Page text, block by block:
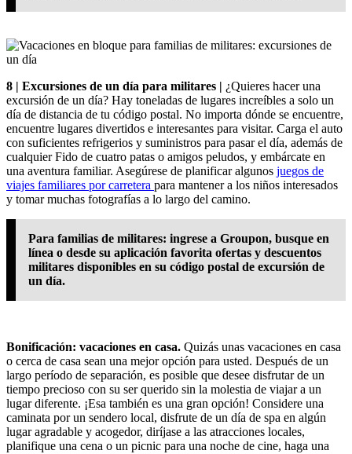
8 | Excursiones de un día para militares | ¿Quieres hacer una
excursión de un día? Hay toneladas de lugares increíbles a solo un
día de distancia de tu código postal. No importa dónde se encuentre,
encuentre lugares divertidos e interesantes para visitar. Carga el auto
con suficientes refrigerios y suministros para pasar el día, además de
cualquier Fido de cuatro patas o amigos peludos, y embárcate en
una aventura familiar. Asegúrese de planificar algunos juegos de
viajes familiares por carretera para mantener a los niños interesados
y tomar muchas fotografías a lo largo del camino.
Para familias de militares: ingrese a Groupon, busque en
línea o desde su aplicación favorita ofertas y descuentos
militares disponibles en su código postal de excursión de
un día.
Bonificación: vacaciones en casa. Quizás unas vacaciones en casa
o cerca de casa sean una mejor opción para usted. Después de un
largo período de separación, es posible que desee disfrutar de un
tiempo precioso con su ser querido sin la molestia de viajar a un
lugar diferente. ¡Esa también es una gran opción! Considere una
caminata por un sendero local, disfrute de un día de spa en algún
lugar agradable y acogedor, diríjase a las atracciones locales,
planifique una cena o un picnic para una noche de cine, haga una